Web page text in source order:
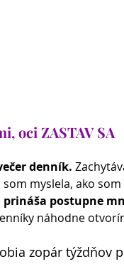
oci ZASTAV SA
denník.
myslela, ako
postupne
náhodne
zopár týždňov